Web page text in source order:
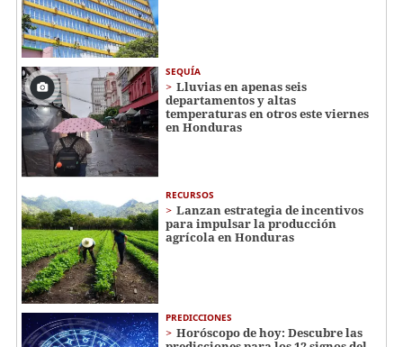
SEQUÍA
Lluvias en apenas seis
departamentos y altas
temperaturas en otros este viernes
en Honduras
RECURSOS
Lanzan estrategia de incentivos
para impulsar la producción
agrícola en Honduras
PREDICCIONES
Horóscopo de hoy: Descubre las